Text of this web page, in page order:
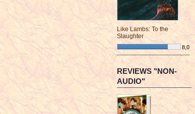
Like Lambs: To the
Slaughter
8,0
¯¯¯¯¯¯¯¯¯¯¯¯¯¯¯¯¯¯¯¯¯¯¯¯
REVIEWS "NON-
AUDIO"